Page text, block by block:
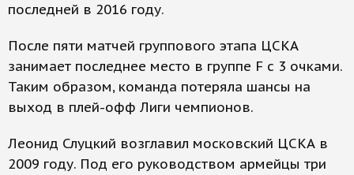
последней в 2016 году.
После пяти матчей группового этапа ЦСКА
занимает последнее место в группе F с 3 очками.
Таким образом, команда потеряла шансы на
выход в плей-офф Лиги чемпионов.
Леонид Слуцкий возглавил московский ЦСКА в
2009 году. Под его руководством армейцы три